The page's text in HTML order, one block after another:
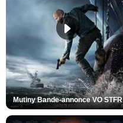
Mutiny Bande-annonce VO STFR